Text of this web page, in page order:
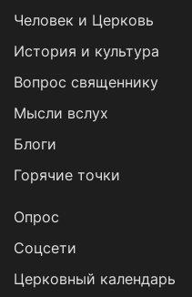
Человек и Церковь
История и культура
Вопрос священнику
Мысли вслух
Блоги
Горячие точки
Опрос
Cоцсети
Церковный календарь